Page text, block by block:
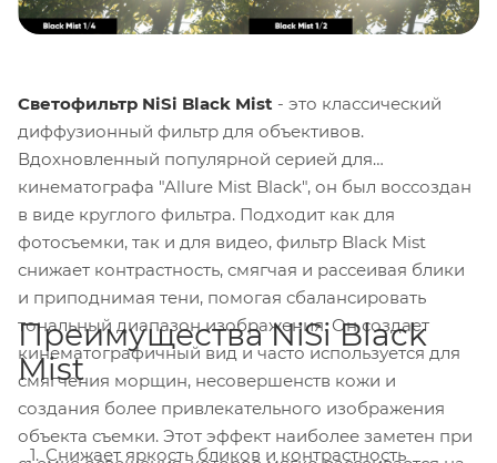
Светофильтр NiSi Black Mist - это классический
диффузионный фильтр для объективов.
Вдохновленный популярной серией для
кинематографа "Allure Mist Black", он был воссоздан
в виде круглого фильтра. Подходит как для
фотосъемки, так и для видео, фильтр Black Mist
снижает контрастность, смягчая и рассеивая блики
и приподнимая тени, помогая сбалансировать
тональный диапазон изображения. Он создает
кинематографичный вид и часто используется для
смягчения морщин, несовершенств кожи и
создания более привлекательного изображения
объекта съемки. Этот эффект наиболее заметен при
Преимущества NiSi Black
Mist
Снижает яркость бликов и контрастность